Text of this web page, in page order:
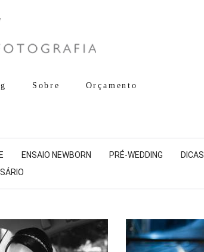
Sobre Orçamento
ENSAIO NEWBORN PRÉ-WEDDING DICAS